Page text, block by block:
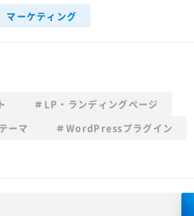
マーケティング
LP・ランディングページ
ーマ
WordPressプラグイン